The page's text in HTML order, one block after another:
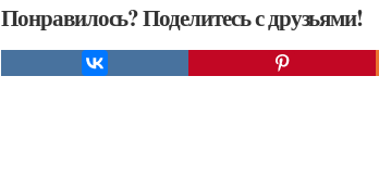
Понравилось? Поделитесь с друзьями!